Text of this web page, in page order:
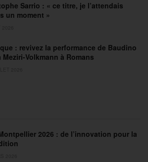
Sarrio : « ce titre, je l’attendais
un moment »
: revivez la performance de Baudino
Meziri-Volkmann à Romans
2026 : de l’innovation pour la